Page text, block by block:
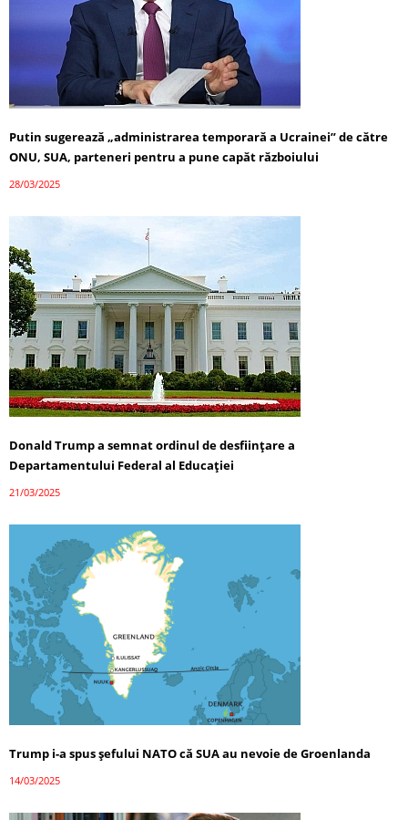
Putin sugerează „administrarea temporară a Ucrainei” de către
ONU, SUA, parteneri pentru a pune capăt războiului
28/03/2025
Donald Trump a semnat ordinul de desființare a
Departamentului Federal al Educației
21/03/2025
Trump i-a spus șefului NATO că SUA au nevoie de Groenlanda
14/03/2025